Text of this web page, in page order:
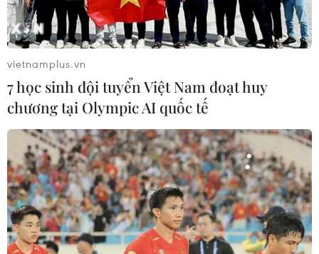
Johnson & Johnson sẽ phải bồi thường cho gia đình nạn
nhân Jacqueline Fox 10 triệu USD vì những thiệt hại thực
tế và 62 triệu USD tiền phạt bổ sung.
vietnamplus.vn
7 học sinh đội tuyển Việt Nam đoạt huy
chương tại Olympic AI quốc tế